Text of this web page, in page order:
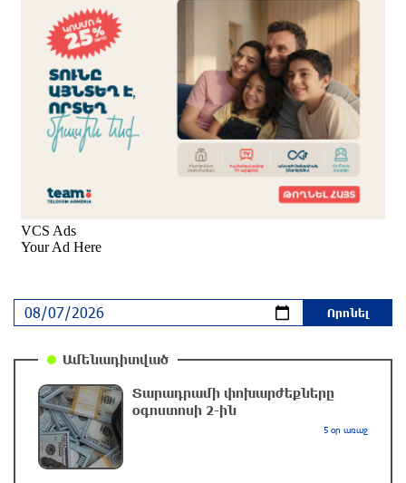
Սլովակիայի արևելքում արտակարգ դրություն
է հայտարարվել շոգի ալիքների պատճառով
2 ժամ առաջ
Երթևեկության կազմակերպման
փոփոխություն տեղի կունենա
2 ժամ առաջ
ԱԱԾ-ն զեկույց է ներկայացրել
Թրամփը ասել է, որ հանրապետականները
կարող են պարտվել Կոնգրեսի միջանկյալ
ընտրություններում
Ամենադիտված
Տարադրամի փոխարժեքները
օգոստոսի 2-ին
5 օր առաջ